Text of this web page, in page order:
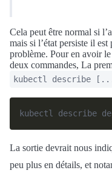
Cela peut être normal si
mais si l’état persiste il
problème. Pour en avoir
deux commandes, La
kubectl describe
La sortie devrait nous
peu plus en détails, et